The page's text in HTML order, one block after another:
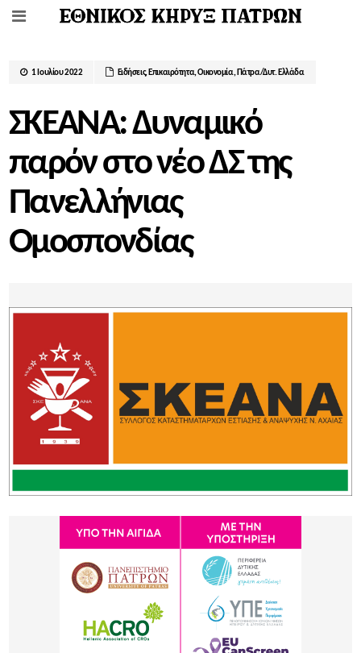
1 Ιουλίου 2022 Ειδήσεις, Επικαιρότητα,Οικονομία, Πάτρα/Δυτ. Ελλάδα
ΣΚΕΑΝΑ: Δυναμικό
παρόν στο νέο ΔΣ της
Πανελλήνιας
Ομοσπονδίας